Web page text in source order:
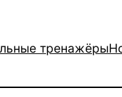
тренажёры